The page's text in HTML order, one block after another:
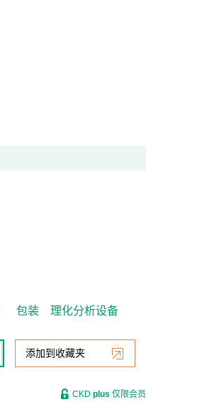
包装 理化分析设备
添加到收藏夹
CKD plus 仅限会员